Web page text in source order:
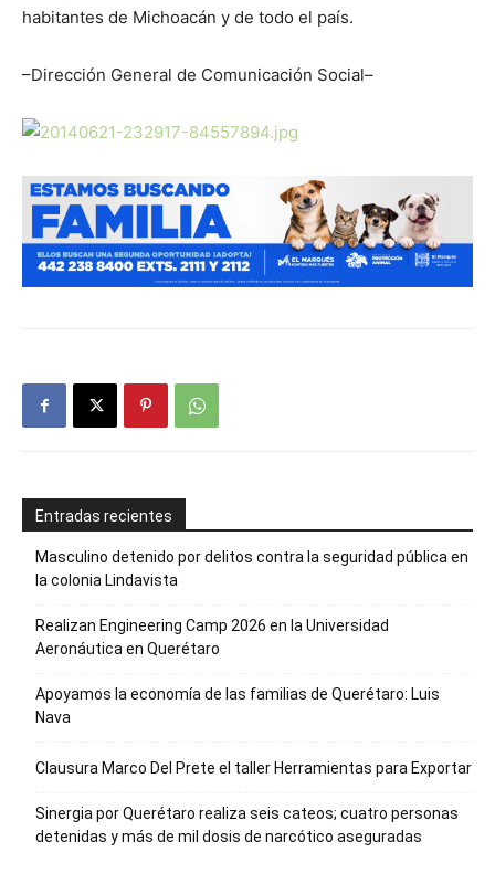
habitantes de Michoacán y de todo el país.
–Dirección General de Comunicación Social–
Entradas recientes
Masculino detenido por delitos contra la seguridad pública en
la colonia Lindavista
Realizan Engineering Camp 2026 en la Universidad
Aeronáutica en Querétaro
Apoyamos la economía de las familias de Querétaro: Luis
Nava
Clausura Marco Del Prete el taller Herramientas para Exportar
Sinergia por Querétaro realiza seis cateos; cuatro personas
detenidas y más de mil dosis de narcótico aseguradas